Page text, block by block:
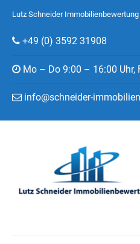
Lutz Schneider Immobilienbewertung
+49 (0) 3592 31908
Mo – Do 9:00 – 16:00 Uhr,
info@schneider-